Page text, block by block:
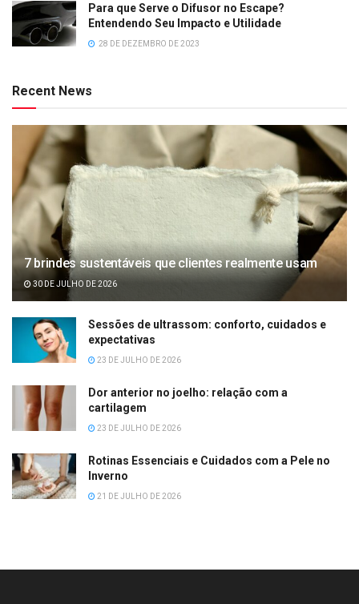
Para que Serve o Difusor no Escape?
Entendendo Seu Impacto e Utilidade
28 DE DEZEMBRO DE 2023
Recent News
7 brindes sustentáveis que clientes realmente usam
30 DE JULHO DE 2026
Sessões de ultrassom: conforto, cuidados e
expectativas
23 DE JULHO DE 2026
Dor anterior no joelho: relação com a
cartilagem
23 DE JULHO DE 2026
Rotinas Essenciais e Cuidados com a Pele no
Inverno
21 DE JULHO DE 2026